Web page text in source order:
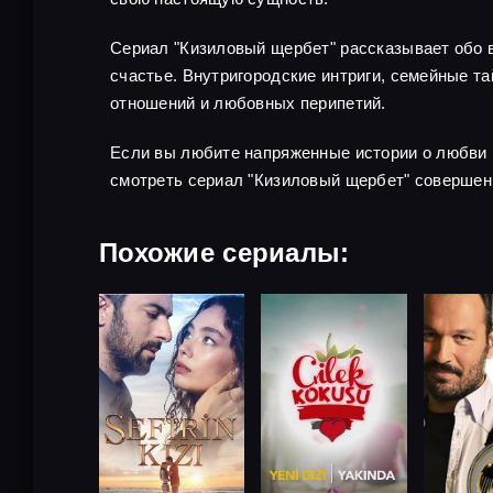
Сериал "Кизиловый щербет" рассказывает обо
счастье. Внутригородские интриги, семейные
отношений и любовных перипетий.
Если вы любите напряженные истории о любви
смотреть сериал "Кизиловый щербет"
Похожие сериалы: